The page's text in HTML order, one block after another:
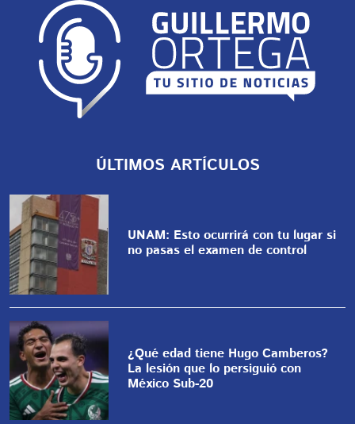
ÚLTIMOS ARTÍCULOS
UNAM: Esto ocurrirá con tu lugar si
no pasas el examen de control
¿Qué edad tiene Hugo Camberos?
La lesión que lo persiguió con
México Sub-20